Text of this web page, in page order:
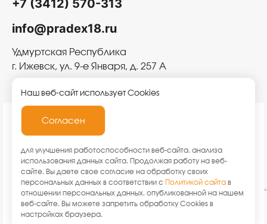
Наш веб-сайт использует Cookies
Согласен
для улучшения работоспособности веб-сайта, анализа
использования данных сайта. Продолжая работу на веб-
сайте, Вы даете свое согласие на обработку своих
персональных данных в соответствии с Политикой сайта в
отношении персональных данных, опубликованной на нашем
веб-сайте. Вы можете запретить обработку Cookies в
настройках браузера.
Политика конфиденциальности
Согласие на обработку персональных данных
+7 (3412) 570-313
info@pradex18.ru
Удмуртская Республика
г. Ижевск, ул. 9-е Января, д. 257 А
Разработка сайта Victory